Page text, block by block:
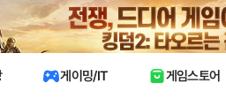
게이밍/IT 게임스토어